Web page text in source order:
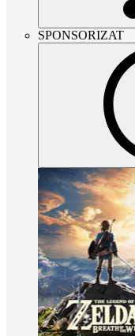
SPONSORIZAT